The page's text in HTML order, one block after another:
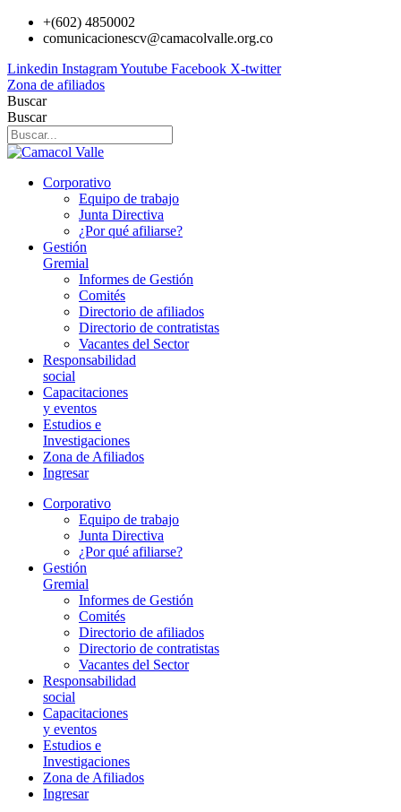
+(602) 4850002
comunicacionescv@camacolvalle.org.co
Linkedin InstagramYoutube Facebook X-twitter
Zona de afiliados
Buscar
Buscar
Corporativo
Equipo de trabajo
Junta Directiva
¿Por qué afiliarse?
Gestión
Gremial
Informes de Gestión
Comités
Directorio de afiliados
Directorio de contratistas
Vacantes del Sector
Responsabilidad
social
Capacitaciones
y eventos
Estudios e
Investigaciones
Zona de Afiliados
Ingresar
Corporativo
Equipo de trabajo
Junta Directiva
¿Por qué afiliarse?
Gestión
Gremial
Informes de Gestión
Comités
Directorio de afiliados
Directorio de contratistas
Vacantes del Sector
Responsabilidad
social
Capacitaciones
y eventos
Estudios e
Investigaciones
Zona de Afiliados
Ingresar